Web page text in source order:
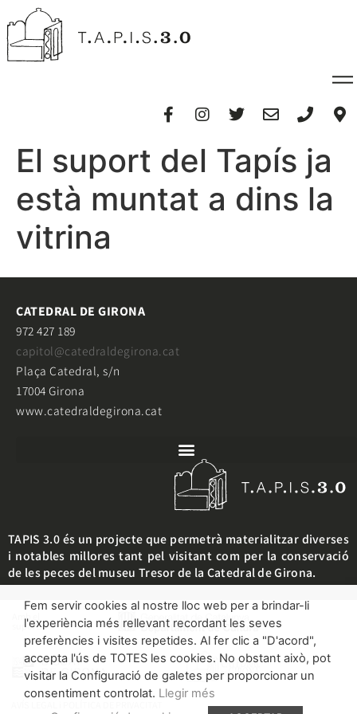
El suport del Tapís ja
està muntat a dins la
vitrina
CATEDRAL DE GIRONA
972 427 189
capitol@catedraldegirona.cat
Plaça Catedral, s/n
17004 Girona
www.catedraldegirona.cat
TAPIS 3.0 és un projecte que permetrà materialitzar diverses
i notables millores tant pel visitant com per la conservació
de les peces del museu Tresor de la Catedral de Girona.
Amb el
suport:
Fem servir cookies al nostre lloc web per a brindar-li
l'experiència més rellevant recordant les seves
preferències i visites repetides. Al fer clic a "D'acord",
accepta l'ús de TOTES les cookies. No obstant això, pot
visitar la Configuració de galetes per proporcionar un
consentiment controlat. Llegir més